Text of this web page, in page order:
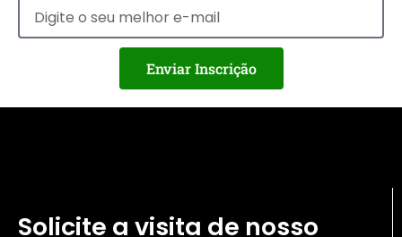
Enviar Inscrição
Solicite a visita de nosso